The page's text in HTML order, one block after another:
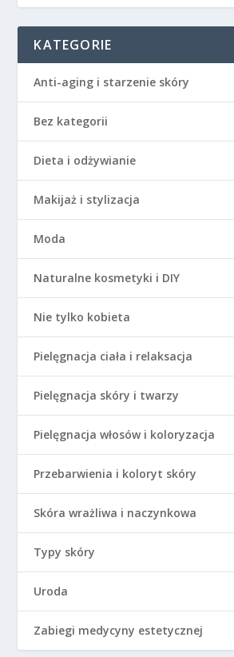
KATEGORIE
Anti-aging i starzenie skóry
Bez kategorii
Dieta i odżywianie
Makijaż i stylizacja
Moda
Naturalne kosmetyki i DIY
Nie tylko kobieta
Pielęgnacja ciała i relaksacja
Pielęgnacja skóry i twarzy
Pielęgnacja włosów i koloryzacja
Przebarwienia i koloryt skóry
Skóra wrażliwa i naczynkowa
Typy skóry
Uroda
Zabiegi medycyny estetycznej